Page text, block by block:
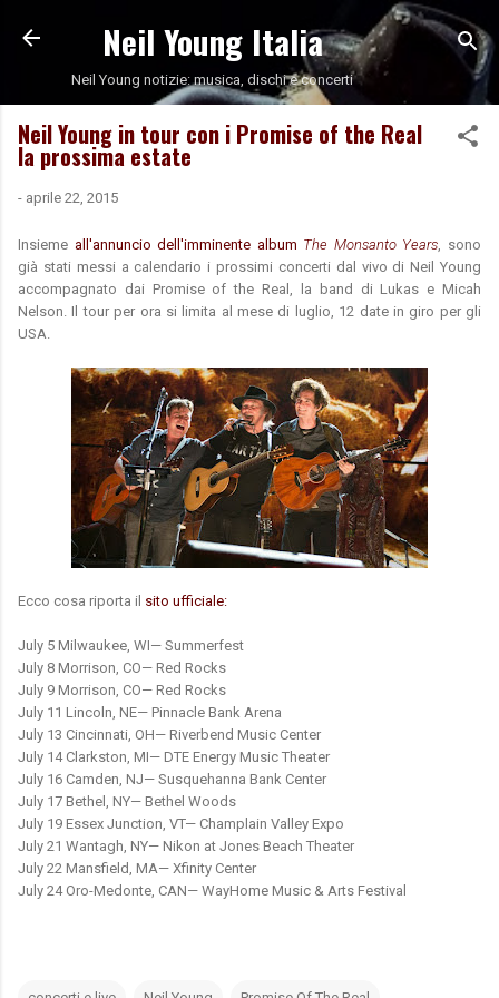
Passa ai contenuti principali
Neil Young Italia
Neil Young notizie: musica, dischi e concerti
Neil Young in tour con i Promise of the Real
la prossima estate
- aprile 22, 2015
Insieme all'annuncio dell'imminente album The Monsanto Years , sono
già stati messi a calendario i prossimi concerti dal vivo di Neil Young
accompagnato dai Promise of the Real, la band di Lukas e Micah
Nelson. Il tour per ora si limita al mese di luglio, 12 date in giro per gli
USA.
Ecco cosa riporta il sito ufficiale:
July 5 Milwaukee, WI— Summerfest
July 8 Morrison, CO— Red Rocks
July 9 Morrison, CO— Red Rocks
July 11 Lincoln, NE— Pinnacle Bank Arena
July 13 Cincinnati, OH— Riverbend Music Center
July 14 Clarkston, MI— DTE Energy Music Theater
July 16 Camden, NJ— Susquehanna Bank Center
July 17 Bethel, NY— Bethel Woods
July 19 Essex Junction, VT— Champlain Valley Expo
July 21 Wantagh, NY— Nikon at Jones Beach Theater
July 22 Mansfield, MA— Xfinity Center
July 24 Oro-Medonte, CAN— WayHome Music & Arts Festival